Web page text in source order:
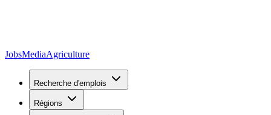
JobsMediaAgriculture
Recherche d'emplois
Régions